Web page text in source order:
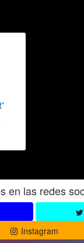
en las redes
Instagram